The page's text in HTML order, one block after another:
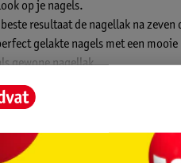
op je nagels.
resultaat de nagellak na zeven
gelakte nagels met een mooie
gewone nagellak.
die haute couture collecties